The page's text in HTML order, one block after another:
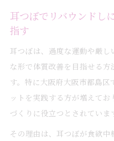
耳つぼでリバウンドし
指す
耳つぼは、過度な運動や厳
な形で体質改善を目指せる
す。特に大阪府大阪市都島
ットを実践する方が増えて
づくりに役立つとされていま
その理由は、耳つぼが食欲